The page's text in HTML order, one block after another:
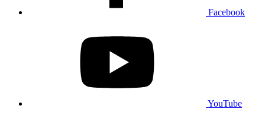
Facebook
YouTube